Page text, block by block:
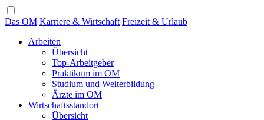
Das OM Karriere & Wirtschaft Freizeit & Urlaub
Arbeiten
Übersicht
Top-Arbeitgeber
Praktikum im OM
Studium und Weiterbildung
Ärzte im OM
Wirtschaftsstandort
Übersicht